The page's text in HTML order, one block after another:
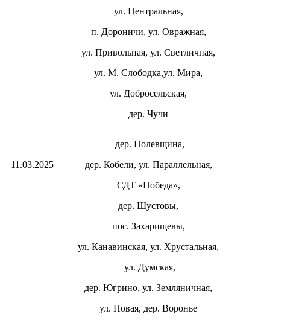
ул. Центральная,
п. Дороничи, ул. Овражная,
ул. Привольная, ул. Светличная,
ул. М. Слободка,ул. Мира,
ул. Добросельская,
дер. Чучи
11.03.2025
дер. Полевщина,
дер. Кобели, ул. Параллельная,
СДТ «Победа»,
дер. Шустовы,
пос. Захарищевы,
ул. Канавинская, ул. Хрустальная,
ул. Думская,
дер. Югрино, ул. Земляничная,
ул. Новая, дер. Воронье